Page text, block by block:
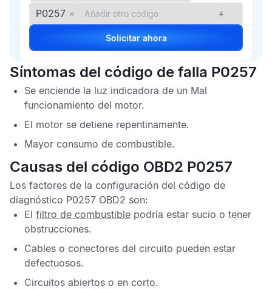
P0257 × +
Solicitar ahora
Síntomas del código de falla P0257
Se enciende la luz indicadora de un Mal
funcionamiento del motor.
El motor se detiene repentinamente.
Mayor consumo de combustible.
Causas del código OBD2 P0257
Los factores de la configuración del código de
diagnóstico P0257 OBD2 son:
El filtro de combustible podría estar sucio o tener
obstrucciones.
Cables o conectores del circuito pueden estar
defectuosos.
Circuitos abiertos o en corto.